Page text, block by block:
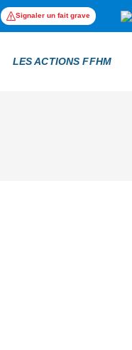
Signaler un fait grave
LES ACTIONS FFHM